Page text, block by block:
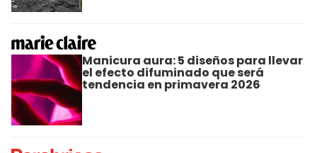
Manicura aura: 5 diseños para llevar
el efecto difuminado que será
tendencia en primavera 2026